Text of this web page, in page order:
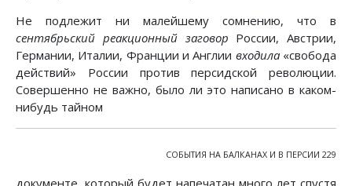
Не подлежит ни малейшему сомнению, что в
сентябрьский реакционный заговор России, Австрии,
Германии, Италии, Франции и Англии входила«свобода
действий» России против персидской революции.
Совершенно не важно, было ли это написано в каком-
нибудь тайном
СОБЫТИЯ НА БАЛКАНАХ И В ПЕРСИИ 229